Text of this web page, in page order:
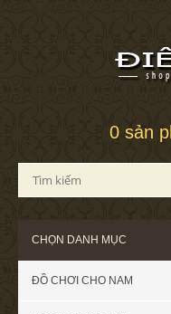
0 sản
CHỌN DANH MỤC
ĐỒ CHƠI CHO NAM